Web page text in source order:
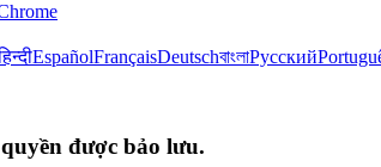
EspañolFrançaisDeutschবাংলাРусский
được bảo lưu.